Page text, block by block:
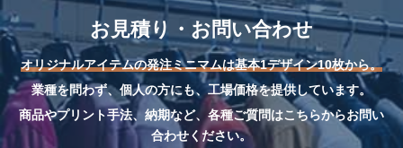
お見積り・お問い合わせ
オリジナルアイテムの発注ミニマムは基本1デザイン10枚から。
業種を問わず、個人の方にも、工場価格を提供しています。
商品やプリント手法、納期など、各種ご質問はこちらからお問い
合わせください。